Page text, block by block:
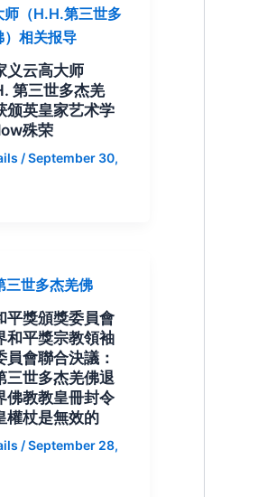
师（H.H.第三世多
）相关报导
义云高大师
第三世多杰羌
颁英皇家艺术学
殊荣
/September 30,
三世多杰羌佛
平獎頒獎委員會
和平獎宗教領袖
員會聯合決議：
三世多杰羌佛退
佛教教皇冊封令
權杖是無效的
/September 28,